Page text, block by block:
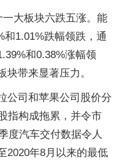
大板块六跌五涨。能
1.01%跌幅领跌，通
和0.38%涨幅领
带来显著压力。
公司和苹果公司股价分
指构成拖累，并令市
度汽车交付数据令人
2020年8月以来的最低